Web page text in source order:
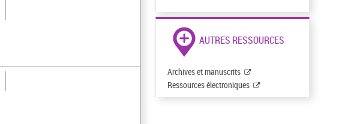
AUTRES RESSOURCES
Archives et manuscrits
Ressources électroniques